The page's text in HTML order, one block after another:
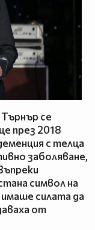
се
през 2018
с телца
заболяване,
символ на
силата да
от